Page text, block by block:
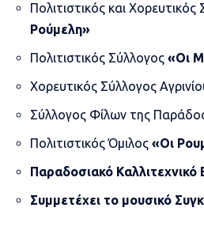
Πολιτιστικός και Χορευτικός
Ρούμελη»
Πολιτιστικός Σύλλογος «Οι
Χορευτικός Σύλλογος
Σύλλογος Φίλων της
Πολιτιστικός Όμιλος «Οι
Παραδοσιακό Καλλιτεχνικό
Συμμετέχει το μουσικό